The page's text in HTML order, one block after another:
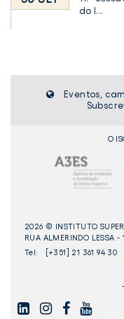
do I...
Eventos,
O
2026 © INSTITUTO
RUA ALMERINDO LESSA -
Tel:
[+351] 21 361 94 30